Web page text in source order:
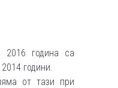
2016 година са
години.
от тази при